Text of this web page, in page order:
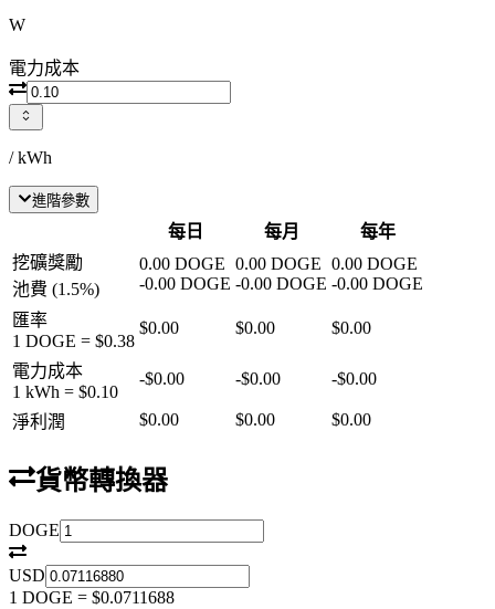
W
電力成本
/ kWh
進階參數
每日 每月
每年
挖礦獎勵
池費 (1.5%)
0.00 DOGE
-0.00 DOGE
0.00 DOGE
-0.00 DOGE
0.00 DOGE
-0.00 DOGE
匯率
1 DOGE = $0.38
$0.00 $0.00 $0.00
電力成本
1 kWh = $0.10
-$0.00 -$0.00 -$0.00
淨利潤 $0.00 $0.00 $0.00
貨幣轉換器
DOGE
USD
1 DOGE = $0.0711688